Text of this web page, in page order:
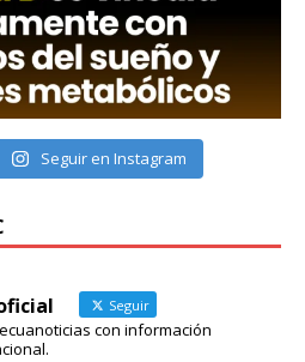
Seguir en Instagram
Seguir
con información